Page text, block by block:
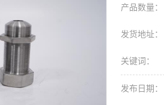
产品数量：
发货地址：
关键词：
发布日期：